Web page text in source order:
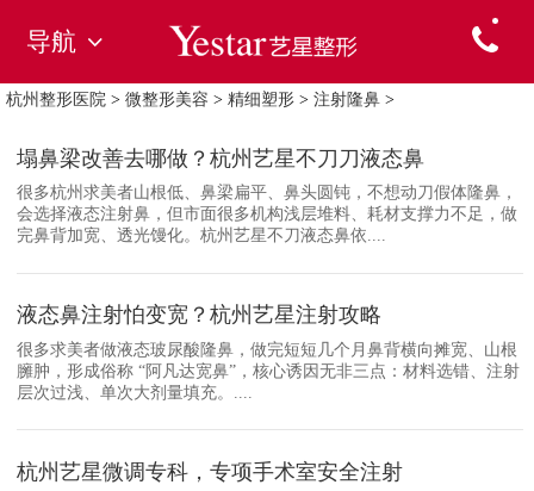
导航
杭州整形医院 > 微整形美容 > 精细塑形 > 注射隆鼻 >
塌鼻梁改善去哪做？杭州艺星不刀刀液态鼻
很多杭州求美者山根低、鼻梁扁平、鼻头圆钝，不想动刀假体隆鼻，
会选择液态注射鼻，但市面很多机构浅层堆料、耗材支撑力不足，做
完鼻背加宽、透光馒化。杭州艺星不刀液态鼻依....
液态鼻注射怕变宽？杭州艺星注射攻略
很多求美者做液态玻尿酸隆鼻，做完短短几个月鼻背横向摊宽、山根
臃肿，形成俗称 “阿凡达宽鼻”，核心诱因无非三点：材料选错、注射
层次过浅、单次大剂量填充。....
杭州艺星微调专科，专项手术室安全注射